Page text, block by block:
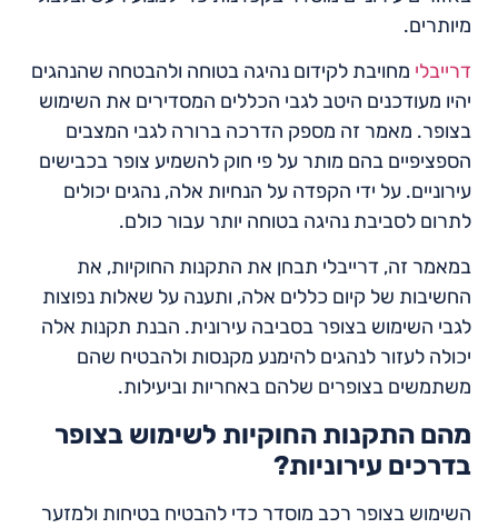
מיותרים.
דרייבלי מחויבת לקידום נהיגה בטוחה ולהבטחה שהנהגים
יהיו מעודכנים היטב לגבי הכללים המסדירים את השימוש
בצופר. מאמר זה מספק הדרכה ברורה לגבי המצבים
הספציפיים בהם מותר על פי חוק להשמיע צופר בכבישים
עירוניים. על ידי הקפדה על הנחיות אלה, נהגים יכולים
לתרום לסביבת נהיגה בטוחה יותר עבור כולם.
במאמר זה, דרייבלי תבחן את התקנות החוקיות, את
החשיבות של קיום כללים אלה, ותענה על שאלות נפוצות
לגבי השימוש בצופר בסביבה עירונית. הבנת תקנות אלה
יכולה לעזור לנהגים להימנע מקנסות ולהבטיח שהם
משתמשים בצופרים שלהם באחריות וביעילות.
מהם התקנות החוקיות לשימוש בצופר
בדרכים עירוניות?
השימוש בצופר רכב מוסדר כדי להבטיח בטיחות ולמזער